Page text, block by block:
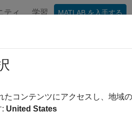
ティ 学習 MATLAB を入手する
number of
number of zero crossings to
たコンテンツにアクセスし、地域
: United States